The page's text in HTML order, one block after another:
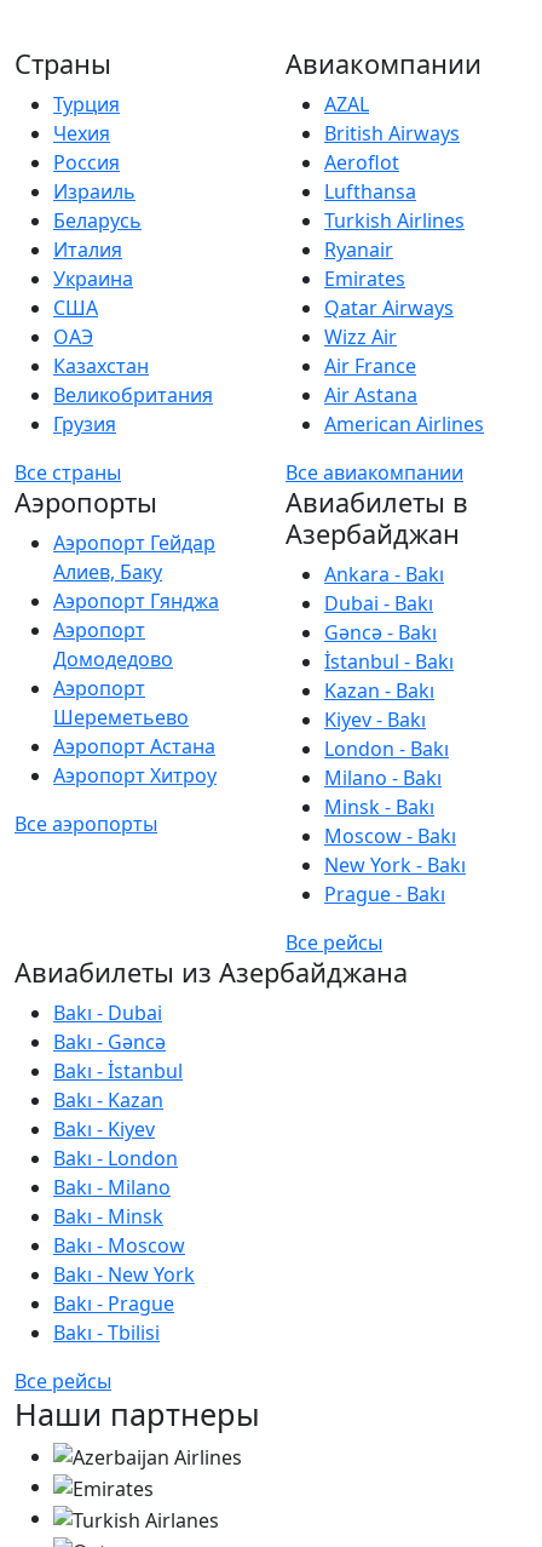
Страны
Турция
Чехия
Россия
Израиль
Беларусь
Италия
Украина
США
ОАЭ
Казахстан
Великобритания
Грузия
Все страны
Авиакомпании
AZAL
British Airways
Aeroflot
Lufthansa
Turkish Airlines
Ryanair
Emirates
Qatar Airways
Wizz Air
Air France
Air Astana
American Airlines
Все авиакомпании
Аэропорты
Аэропорт Гейдар
Алиев, Баку
Аэропорт Гянджа
Аэропорт
Домодедово
Аэропорт
Шереметьево
Аэропорт Астана
Аэропорт Хитроу
Все аэропорты
Авиабилеты в
Азербайджан
Ankara - Bakı
Dubai - Bakı
Gəncə - Bakı
İstanbul - Bakı
Kazan - Bakı
Kiyev - Bakı
London - Bakı
Milano - Bakı
Minsk - Bakı
Moscow - Bakı
New York - Bakı
Prague - Bakı
Все рейсы
Авиабилеты из Азербайджана
Bakı - Dubai
Bakı - Gəncə
Bakı - İstanbul
Bakı - Kazan
Bakı - Kiyev
Bakı - London
Bakı - Milano
Bakı - Minsk
Bakı - Moscow
Bakı - New York
Bakı - Prague
Bakı - Tbilisi
Все рейсы
Наши партнеры